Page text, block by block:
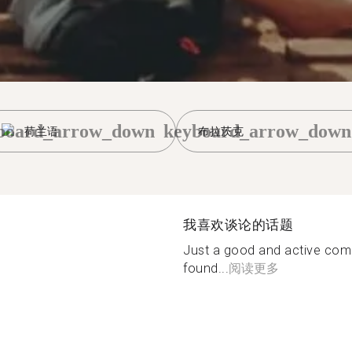
荷兰语 布拉茨克
keyboard_arrow_down
我喜欢谈论的话题
Just a good and active
found...阅读更多